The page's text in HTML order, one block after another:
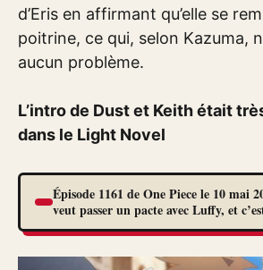
d’Eris en affirmant qu’elle se
poitrine, ce qui, selon Kazuma,
aucun problème.
L’intro de Dust et Keith était
dans le Light Novel
Épisode 1161 de One Piece le 10 mai
veut passer un pacte avec Luffy, et